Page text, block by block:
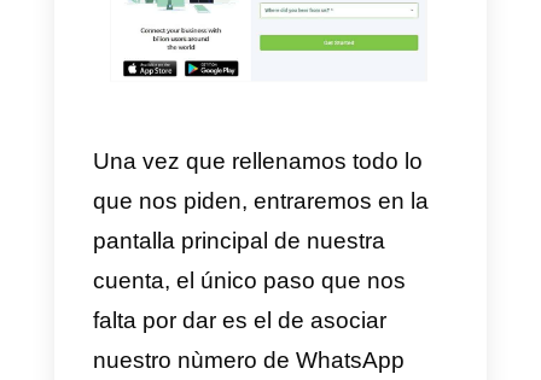
derecha de la pantalla,
nos solicitan, aceptamos sus
términos y posteriormente damos
clic en el botón decrear cuenta.